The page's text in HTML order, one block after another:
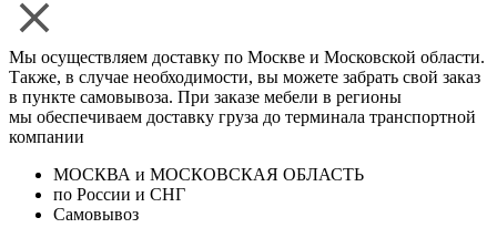
Мы осуществляем доставку по Москве и Московской области.
Также, в случае необходимости, вы можете забрать свой заказ
в пункте самовывоза. При заказе мебели в регионы
мы обеспечиваем доставку груза до терминала транспортной
компании
МОСКВА и МОСКОВСКАЯ ОБЛАСТЬ
по России и СНГ
Самовывоз